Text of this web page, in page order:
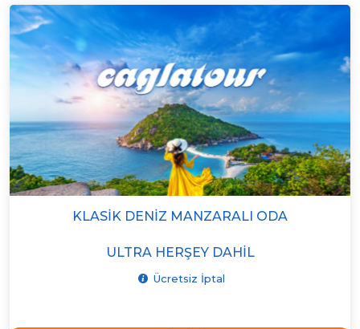
KLASIK DENIZ MANZARALI ODA
ULTRA HERŞEY DAHIL
Ücretsiz İptal